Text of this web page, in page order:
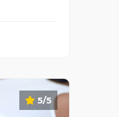
5/5